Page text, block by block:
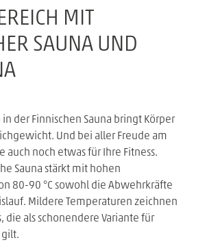
MIT
SAUNA UND
in der Finnischen Sauna bringt Körper
Und bei aller Freude am
auch noch etwas für Ihre Fitness.
Sauna stärkt mit hohen
80-90 °C sowohl die Abwehrkräfte
Mildere Temperaturen zeichnen
die als schonendere Variante für
gilt.